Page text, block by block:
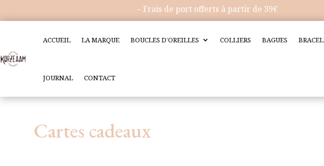
– Frais de port offerts à partir de 39€
ACCUEIL LA MARQUE BOUCLES D’OREILLES COLLIERS BAGUES
JOURNAL CONTACT
Cartes cadeaux